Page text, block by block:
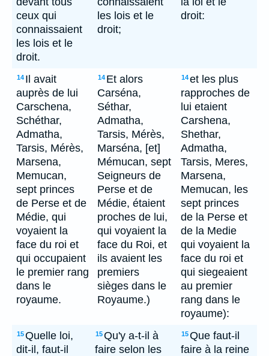
ceux qui
connaissaient
les lois et le
droit.
les lois et le
droit;
droit:
14 Il avait
auprès de lui
Carschena,
Schéthar,
Admatha,
Tarsis, Mérès,
Marsena,
Memucan,
sept princes
de Perse et de
Médie, qui
voyaient la
face du roi et
qui occupaient
le premier rang
dans le
royaume.
14 Et alors
Carséna,
Séthar,
Admatha,
Tarsis, Mérès,
Marséna, [et]
Mémucan, sept
Seigneurs de
Perse et de
Médie, étaient
proches de lui,
qui voyaient la
face du Roi, et
ils avaient les
premiers
sièges dans le
Royaume.)
14et les plus
rapproches de
lui etaient
Carshena,
Shethar,
Admatha,
Tarsis, Meres,
Marsena,
Memucan, les
sept princes
de la Perse et
de la Medie
qui voyaient la
face du roi et
qui siegeaient
au premier
rang dans le
royaume):
15Quelle loi,
dit-il, faut-il
15Qu'y a-t-il à
faire selon les
15Que faut-il
faire à la reine